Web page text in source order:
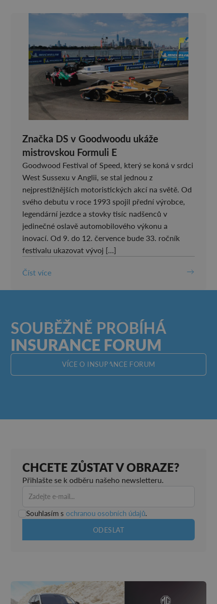
Značka DS v Goodwoodu ukáže
mistrovskou Formuli E
Goodwood Festival of Speed, který se koná v srdci
West Sussexu v Anglii, se stal jednou z
nejprestižnějších motoristických akcí na světě. Od
svého debutu v roce 1993 spojil přední výrobce,
legendární jezdce a stovky tisíc nadšenců v
jedinečné oslavě automobilového výkonu a
inovací. Od 9. do 12. července bude 33. ročník
festivalu ukazovat vývoj […]
Číst více
SOUBĚŽNĚ PROBÍHÁ
INSURANCE FORUM
VÍCE O INSURANCE FORUM
CHCETE ZŮSTAT V OBRAZE?
Přihlašte se k odběru našeho newsletteru.
Souhlasím s ochranou osobních údajů.